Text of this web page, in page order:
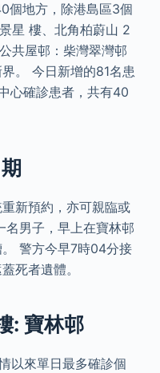
個地方，除港島區3個
星 樓、北角柏蔚山 2
共屋邨：柴灣翠灣邨
。 今日新增的81名患
心確診患者，共有40
新預約，亦可親臨或
名男子，早上在寶林邨
警方今早7時04分接
死者遺體。
: 寶林邨
以來單日最多確診個